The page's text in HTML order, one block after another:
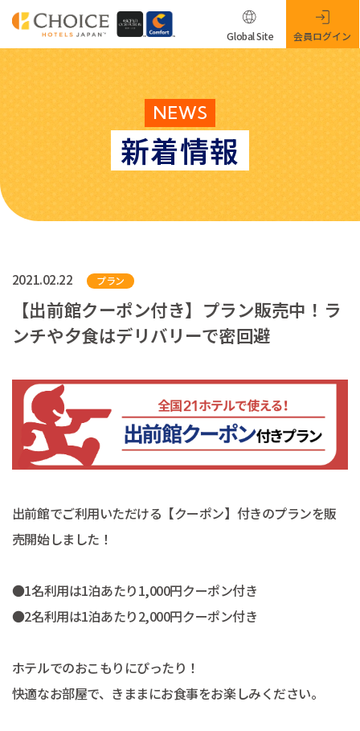
NEWS
新着情報
Global Site 会員ログイン
2021.02.22 プラン
【出前館クーポン付き】プラン販売中！ラ
ンチや夕食はデリバリーで密回避
出前館でご利用いただける【クーポン】付きのプランを販
売開始しました！
●1名利用は1泊あたり1,000円クーポン付き
●2名利用は1泊あたり2,000円クーポン付き
ホテルでのおこもりにぴったり！
快適なお部屋で、きままにお食事をお楽しみください。